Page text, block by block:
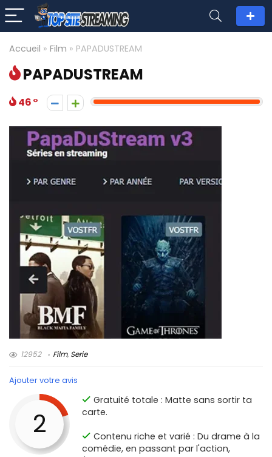
Accueil » Film » PAPADUSTREAM
PAPADUSTREAM
46
12952 Film, Serie
Ajouter votre avis
2
Gratuité totale : Matte sans sortir ta
carte.
Contenu riche et varié : Du drame à la
comédie, en passant par l'action,